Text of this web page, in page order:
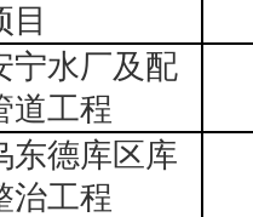
目
宁水厂及配
道工程
东德库区库
治工程